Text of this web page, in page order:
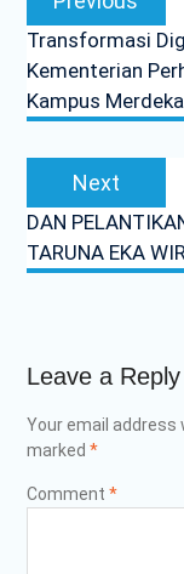
navigation
Transformasi
Kementerian
Kampus Merdeka
Next
DAN
TARUNA EKA
Leave a Reply
Your email address
marked *
Comment *